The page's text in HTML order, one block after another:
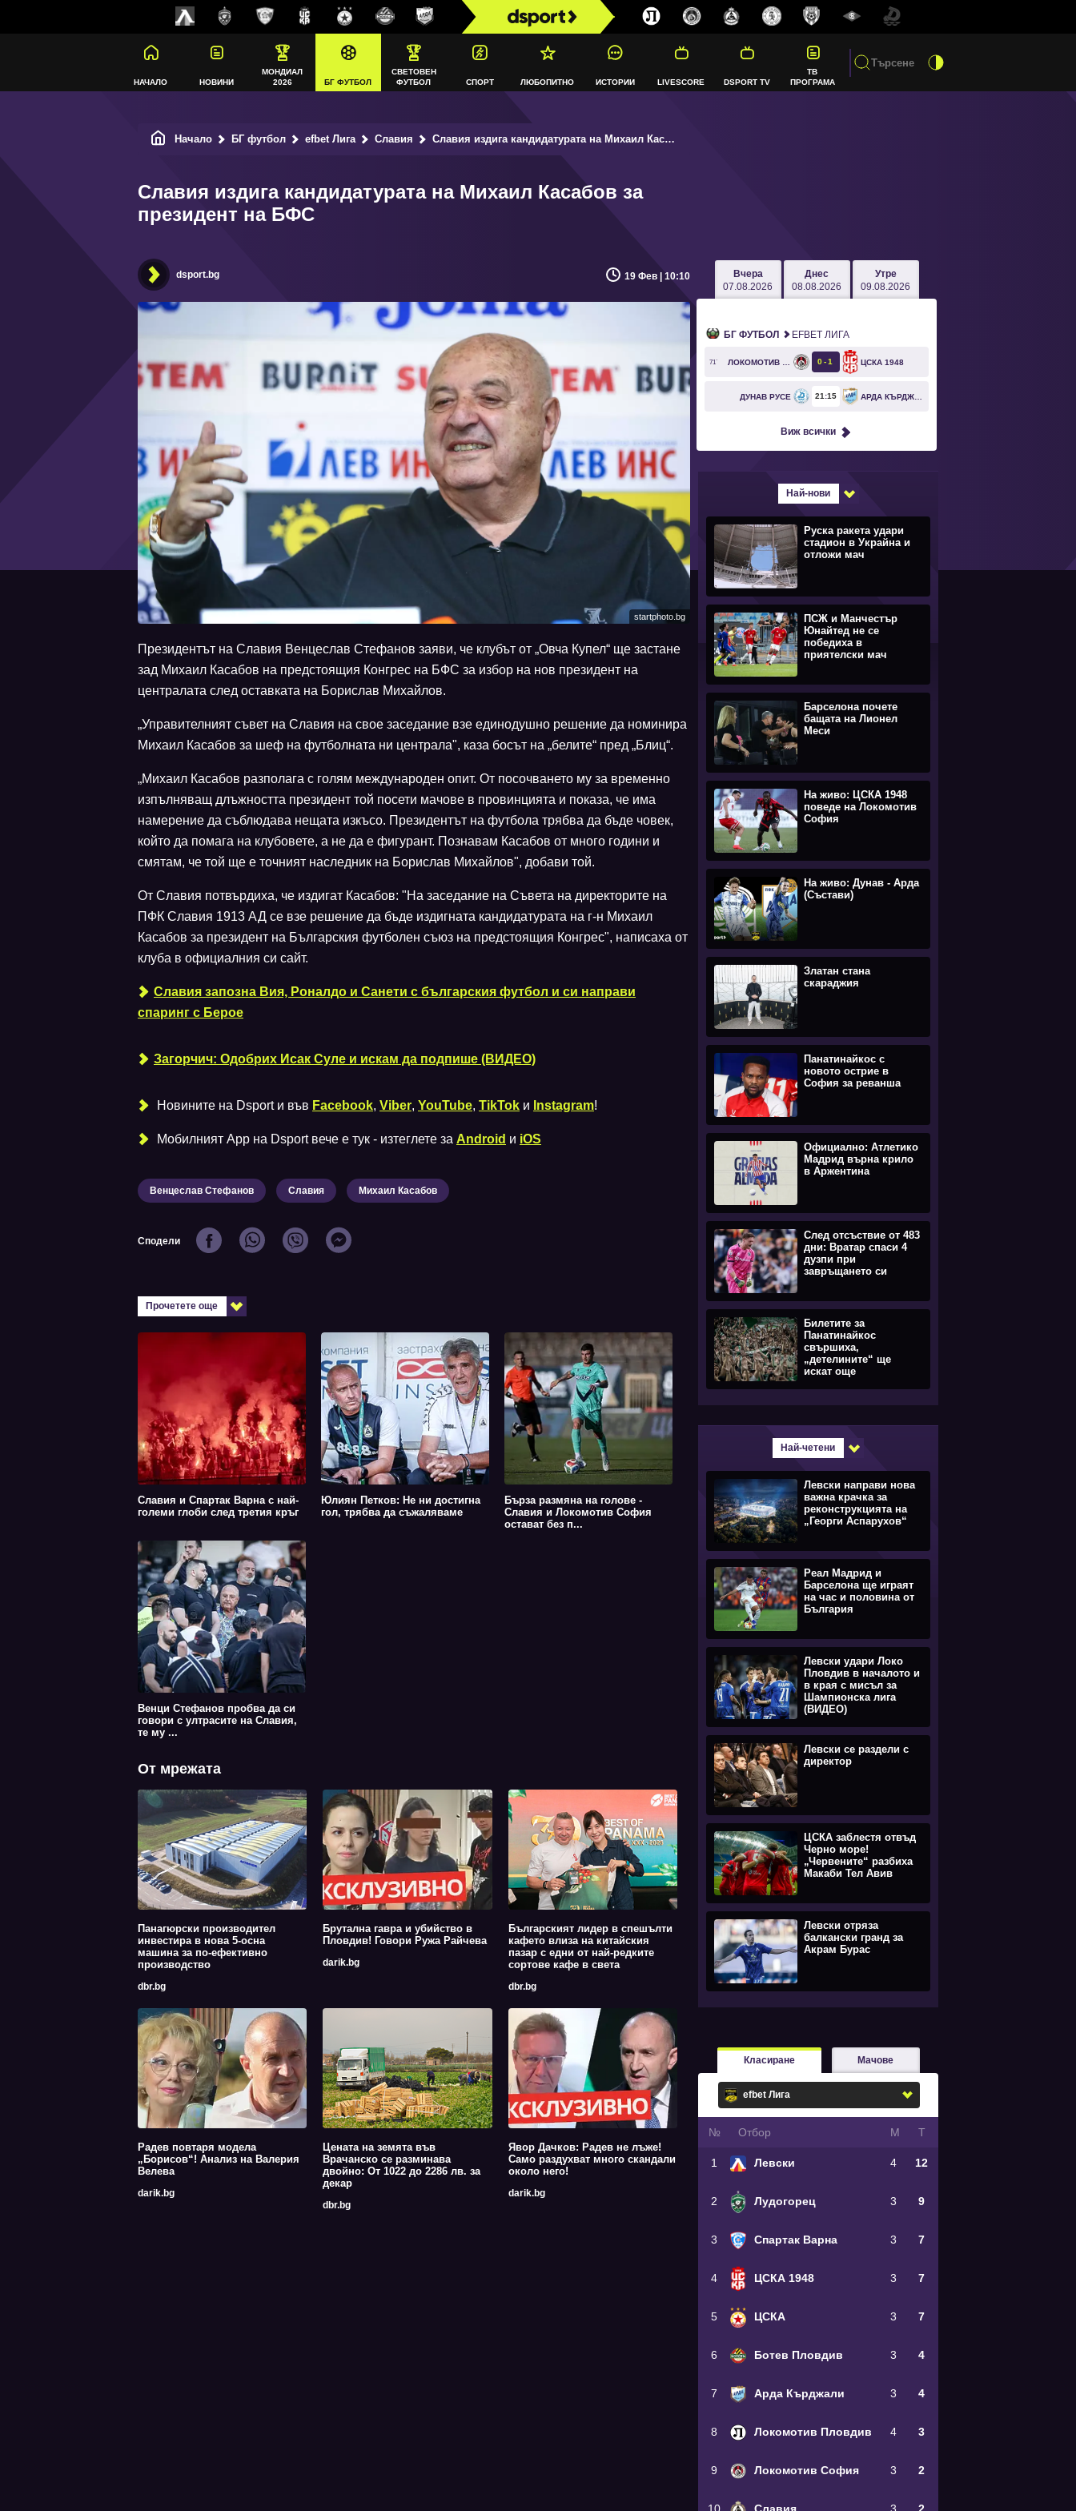
НАЧАЛО НОВИНИ
МОНДИАЛ
2026
БГ ФУТБОЛ
СВЕТОВЕН
ФУТБОЛ
СПОРТ ЛЮБОПИТНО ИСТОРИИ LIVESCORE DSPORT TV
ТВ
ПРОГРАМА
Начало БГ футбол efbet Лига Славия Славия издига кандидатурата на Михаил Касабов за президент на БФС
Славия издига кандидатурата на Михаил Касабов за
президент на БФС
dsport.bg 19 Фев | 10:10
startphoto.bg
Президентът на Славия Венцеслав Стефанов заяви, че клубът от „Овча Купел“ ще застане
зад Михаил Касабов на предстоящия Конгрес на БФС за избор на нов президент на
централата след оставката на Борислав Михайлов.
„Управителният съвет на Славия на свое заседание взе единодушно решение да номинира
Михаил Касабов за шеф на футболната ни централа", каза босът на „белите“ пред „Блиц“.
„Михаил Касабов разполага с голям международен опит. От посочването му за временно
изпълняващ длъжността президент той посети мачове в провинцията и показа, че има
намерение да съблюдава нещата изкъсо. Президентът на футбола трябва да бъде човек,
който да помага на клубовете, а не да е фигурант. Познавам Касабов от много години и
смятам, че той ще е точният наследник на Борислав Михайлов", добави той.
От Славия потвърдиха, че издигат Касабов: "На заседание на Съвета на директорите на
ПФК Славия 1913 АД се взе решение да бъде издигната кандидатурата на г-н Михаил
Касабов за президент на Българския футболен съюз на предстоящия Конгрес", написаха от
клуба в официалния си сайт.
Славия запозна Вия, Роналдо и Санети с българския футбол и си направи
спаринг с Берое
Загорчич: Одобрих Исак Суле и искам да подпише (ВИДЕО)
Новините на Dsport и във Facebook, Viber, YouTube, TikTok и Instagram!
Мобилният Аpp на Dsport вече е тук - изтеглете за Android и iOS
Венцеслав Стефанов Славия Михаил Касабов
Сподели
Прочетете още
Славия и Спартак Варна с най-
големи глоби след третия кръг
Юлиян Петков: Не ни достигна
гол, трябва да съжаляваме
Бърза размяна на голове -
Славия и Локомотив София
остават без п...
Венци Стефанов пробва да си
говори с ултрасите на Славия,
те му ...
От мрежата
Панагюрски производител
инвестира в нова 5-осна
машина за по-ефективно
производство
dbr.bg
Брутална гавра и убийство в
Пловдив! Говори Ружа Райчева
darik.bg
Българският лидер в спешълти
кафето влиза на китайския
пазар с едни от най-редките
сортове кафе в света
dbr.bg
Радев повтаря модела
„Борисов“! Анализ на Валерия
Велева
darik.bg
Цената на земята във
Врачанско се разминава
двойно: От 1022 до 2286 лв. за
декар
dbr.bg
Явор Дачков: Радев не лъже!
Само раздухват много скандали
около него!
darik.bg
Вчера
07.08.2026
Днес
08.08.2026
Утре
09.08.2026
БГ ФУТБОЛ EFBET ЛИГА
71` 0 1 ЦСКА 1948
ДУНАВ РУСЕ 21 15
Виж всички
Най-нови
Руска ракета удари
стадион в Украйна и
отложи мач
ПСЖ и Манчестър
Юнайтед не се
победиха в
приятелски мач
Барселона почете
бащата на Лионел
Меси
На живо: ЦСКА 1948
поведе на Локомотив
София
На живо: Дунав - Арда
(Състави)
Златан стана
скараджия
Панатинайкос с
новото острие в
София за реванша
Официално: Атлетико
Мадрид върна крило
в Аржентина
След отсъствие от 483
дни: Вратар спаси 4
дузпи при
завръщането си
Билетите за
Панатинайкос
свършиха,
„детелините“ ще
искат още
Най-четени
Левски направи нова
важна крачка за
реконструкцията на
„Георги Аспарухов“
Реал Мадрид и
Барселона ще играят
на час и половина от
България
Левски удари Локо
Пловдив в началото и
в края с мисъл за
Шампионска лига
(ВИДЕО)
Левски се раздели с
директор
ЦСКА заблестя отвъд
Черно море!
„Червените“ разбиха
Макаби Тел Авив
Левски отряза
балкански гранд за
Акрам Бурас
Класиране Мачове
№ Oтбор М Т
1 Левски 4 12
2 Лудогорец 3 9
3 Спартак Варна 3 7
4 ЦСКА 1948 3 7
5 ЦСКА 3 7
6 Ботев Пловдив 3 4
7 Арда Кърджали 3 4
8 Локомотив Пловдив 4 3
9 Локомотив София 3 2